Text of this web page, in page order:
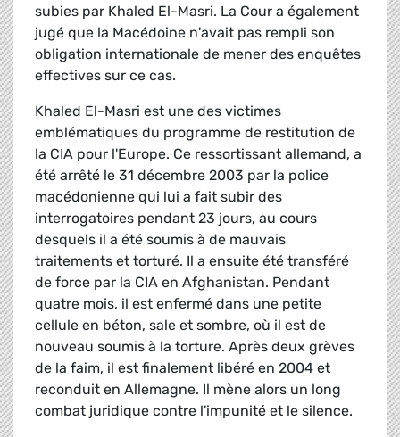
subies par Khaled El-Masri. La Cour a également
jugé que la Macédoine n'avait pas rempli son
obligation internationale de mener des enquêtes
effectives sur ce cas.
Khaled El-Masri est une des victimes
emblématiques du programme de restitution de
la CIA pour l'Europe. Ce ressortissant allemand, a
été arrêté le 31 décembre 2003 par la police
macédonienne qui lui a fait subir des
interrogatoires pendant 23 jours, au cours
desquels il a été soumis à de mauvais
traitements et torturé. Il a ensuite été transféré
de force par la CIA en Afghanistan. Pendant
quatre mois, il est enfermé dans une petite
cellule en béton, sale et sombre, où il est de
nouveau soumis à la torture. Après deux grèves
de la faim, il est finalement libéré en 2004 et
reconduit en Allemagne. Il mène alors un long
combat juridique contre l'impunité et le silence.